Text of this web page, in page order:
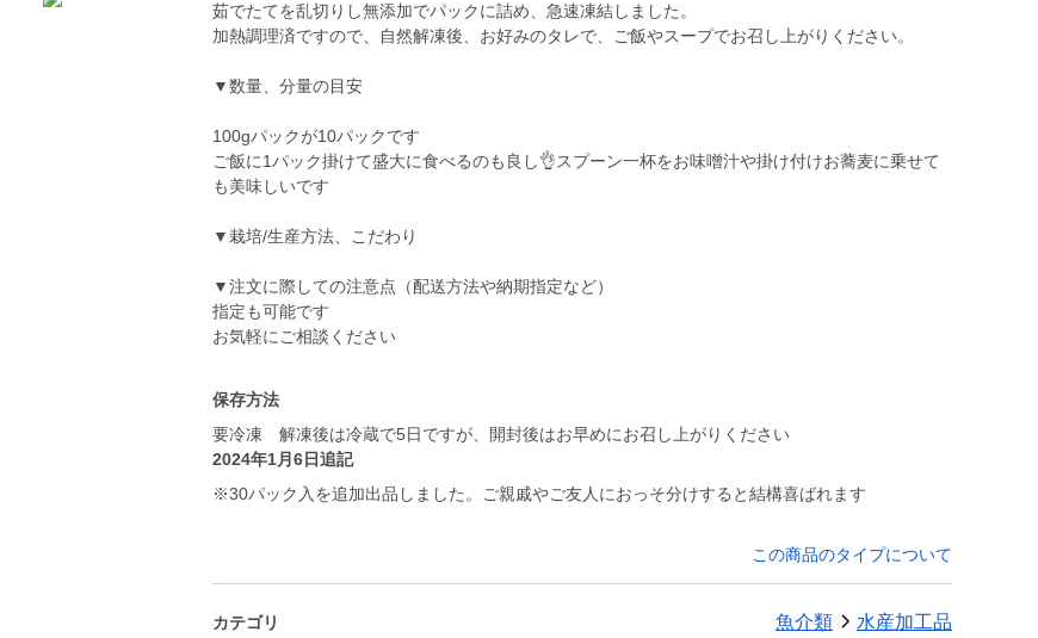
茹でたてを乱切りし無添加でパックに詰め、急速凍結しました。
加熱調理済ですので、自然解凍後、お好みのタレで、ご飯やスープでお召し上がりください。
▼数量、分量の目安
100gパックが10パックです
ご飯に1パック掛けて盛大に食べるのも良し👌スプーン一杯をお味噌汁や掛け付けお蕎麦に乗せて
も美味しいです
▼栽培/生産方法、こだわり
▼注文に際しての注意点（配送方法や納期指定など）
指定も可能です
お気軽にご相談ください
保存方法
要冷凍 解凍後は冷蔵で5日ですが、開封後はお早めにお召し上がりください
2024年1月6日追記
※30パック入を追加出品しました。ご親戚やご友人におっそ分けすると結構喜ばれます
この商品のタイプについて
カテゴリ 魚介類 水産加工品